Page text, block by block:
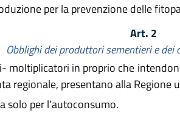
per la prevenzione delle
Art. 2
Obblighi dei produttori sementieri e
moltiplicatori in proprio che
regionale, presentano alla Regione
solo per l'autoconsumo.